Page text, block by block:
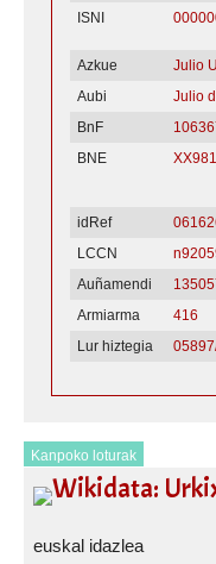
ISNI
Azkue
Julio
Aubi
Julio
BnF
BNE
idRef
LCCN
Auñamendi
Armiarma
416
Lur hiztegia
Kanpoko loturak
Wikidata:
euskal idazlea